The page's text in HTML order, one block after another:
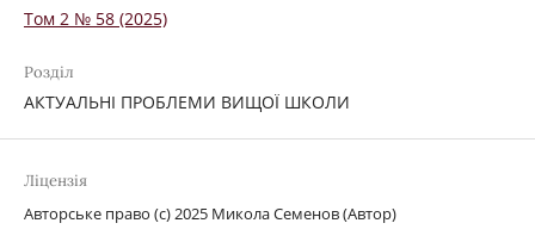
Том 2 № 58 (2025)
Розділ
АКТУАЛЬНІ ПРОБЛЕМИ ВИЩОЇ ШКОЛИ
Ліцензія
Авторське право (c) 2025 Микола Семенов (Автор)